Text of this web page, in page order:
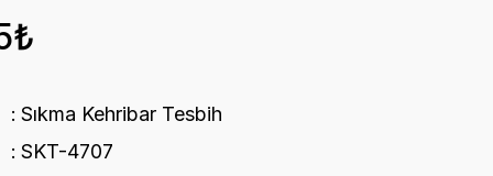
Sıkma Kehribar Tesbih
SKT-4707